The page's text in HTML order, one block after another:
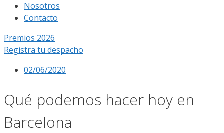
Nosotros
Contacto
Premios 2026
Registra tu despacho
02/06/2020
Qué podemos hacer hoy en
Barcelona